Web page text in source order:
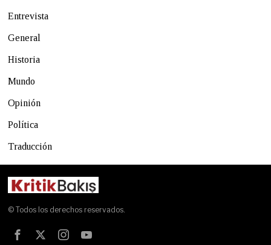
Entrevista
General
Historia
Mundo
Opinión
Política
Traducción
© Todos los derechos reservados.